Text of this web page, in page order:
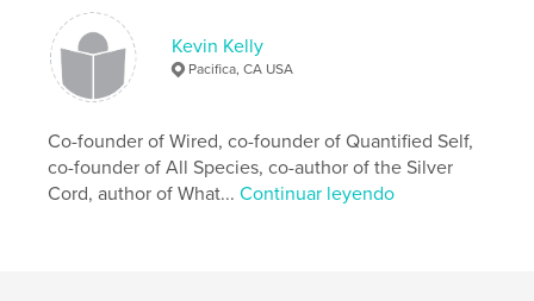
Kevin Kelly
Pacifica, CA USA
Co-founder of Wired, co-founder of Quantified Self,
co-founder of All Species, co-author of the Silver
Cord, author of What...Continuar leyendo